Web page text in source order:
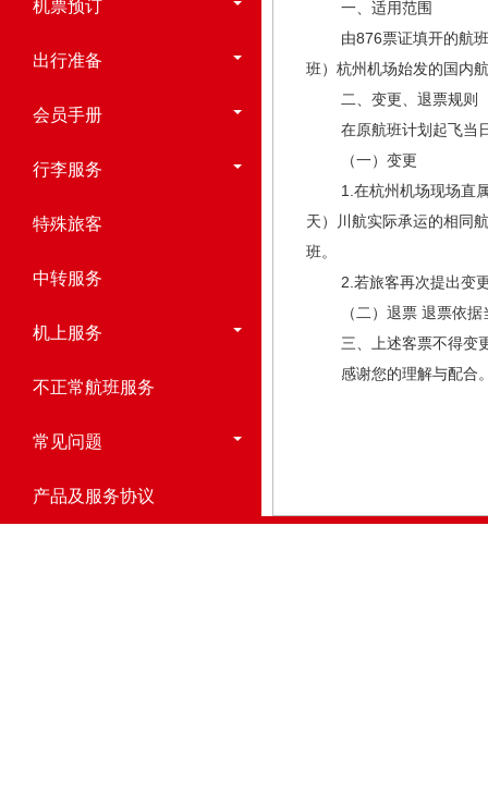
机票预订
出行准备
会员手册
行李服务
特殊旅客
中转服务
机上服务
不正常航班服务
常见问题
产品及服务协议
一、适用范围
由876票证填开的航班
班）杭州机场始发的国内
二、变更、退票规则
在原航班计划起飞当日
（一）变更
1.在杭州机场现场直属
天）川航实际承运的相同
班。
2.若旅客再次提出变更
（二）退票 退票依据
三、上述客票不得变更
感谢您的理解与配合